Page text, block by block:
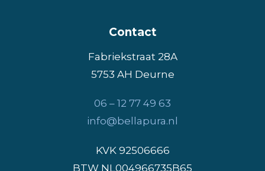
Contact
Fabriekstraat 28A
5753 AH Deurne
​06 – 12 77 49 63
info@bellapura.nl
KVK 92506666
BTW NL004966735B65